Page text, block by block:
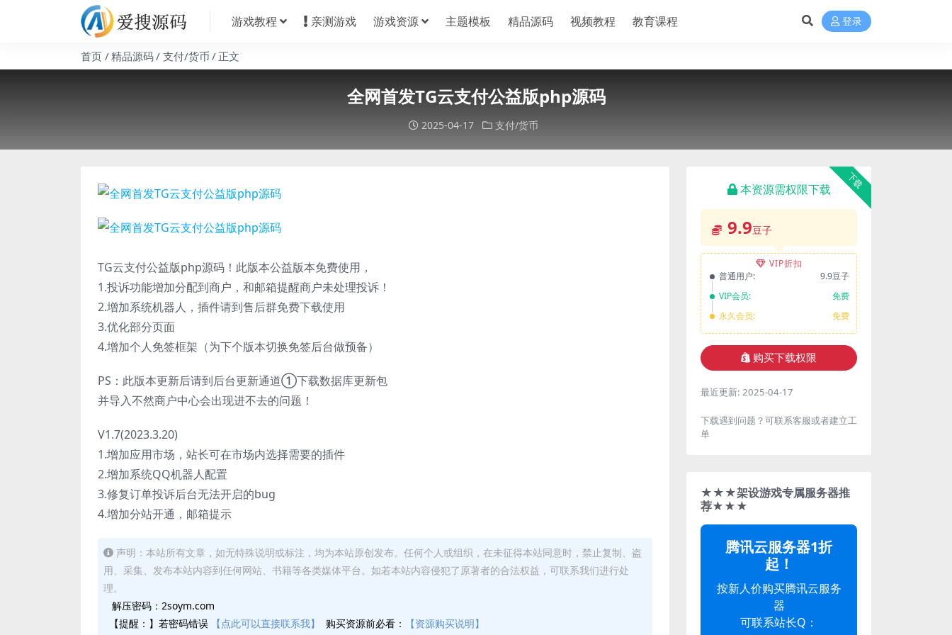
游戏教程 亲测游戏 游戏资源 主题模板 精品源码 视频教程 教育课程 登录
首页 精品源码 支付/货币 正文
全网首发TG云支付公益版php源码
2025-04-17 支付/货币
TG云支付公益版php源码！此版本公益版本免费使用，
1.投诉功能增加分配到商户，和邮箱提醒商户未处理投诉！
2.增加系统机器人，插件请到售后群免费下载使用
3.优化部分页面
4.增加个人免签框架（为下个版本切换免签后台做预备）
PS：此版本更新后请到后台更新通道①下载数据库更新包
并导入不然商户中心会出现进不去的问题！
V1.7(2023.3.20)
1.增加应用市场，站长可在市场内选择需要的插件
2.增加系统QQ机器人配置
3.修复订单投诉后台无法开启的bug
4.增加分站开通，邮箱提示
声明：本站所有文章，如无特殊说明或标注，均为本站原创发布。任何个人或组织，在未征得本站同意时，禁止复制、盗
用、采集、发布本站内容到任何网站、书籍等各类媒体平台。如若本站内容侵犯了原著者的合法权益，可联系我们进行处
理。
解压密码：2soym.com
【提醒：】若密码错误
【点此可以直接联系我】 购买资源前必看： 【资源购买说明】
下载
本资源需权限下载
9.9豆子
VIP折扣
普通用户:
9.9豆子
VIP会员:
免费
永久会员:
免费
购买下载权限
最近更新: 2025-04-17
下载遇到问题？可联系客服或者建立工
单
★★★架设游戏专属服务器推
荐★★★
腾讯云服务器1折
起！
按新人价购买腾讯云服务
器
可联系站长Q：